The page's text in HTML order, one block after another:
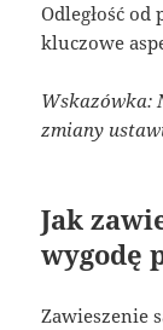
Odległość
kluczowe
Wskazówka:
zmiany
Jak
wygodę
Zawieszenie